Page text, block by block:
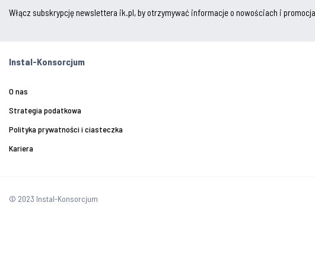
Włącz subskrypcję newslettera ik.pl, by otrzymywać informacje o nowościach i
Instal-Konsorcjum
O nas
Strategia podatkowa
Polityka prywatności i ciasteczka
Kariera
© 2023 Instal-Konsorcjum